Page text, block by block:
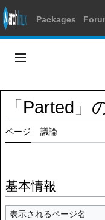
Packages
ス
キ
ッ
メインメニュー
「Parted」
ページ 議論
基本情報
表示されるページ名